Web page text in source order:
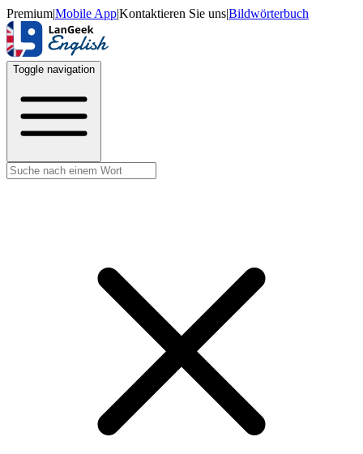
Premium|Mobile App|Kontaktieren Sie uns|Bildwörterbuch
Toggle navigation